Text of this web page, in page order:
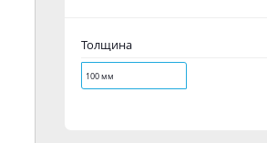
Толщина
100 мм